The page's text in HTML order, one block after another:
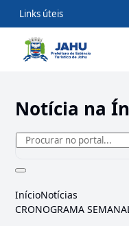
Links úteis
Notícia na
InícioNotícias
CRONOGRAMA